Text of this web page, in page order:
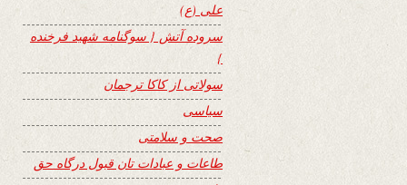
علی (ع)
سروده آتش { سوگنامه شهید فرخنده
}
سولاتی از کاکا ترجمان
سیاسی
صحت و سلامتی
طاعات و عبادات تان قبول درگاه حق